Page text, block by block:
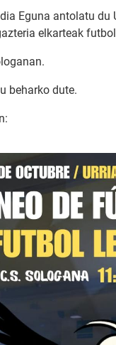
Eguna antolatu
elkarteak
beharko dute.